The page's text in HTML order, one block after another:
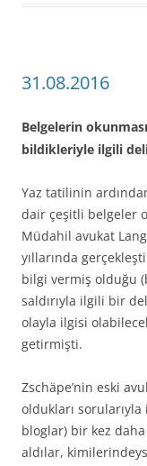
31.08.2016
Belgelerin
bildikleriyle ilgili
Yaz tatilinin
dair çeşitli belgeler
Müdahil avukat
yıllarında
bilgi vermiş olduğu
saldırıyla ilgili bir
olayla ilgisi
getirmişti.
Zschäpe’nin eski
oldukları sorularıyla
bloglar) bir kez
aldılar,